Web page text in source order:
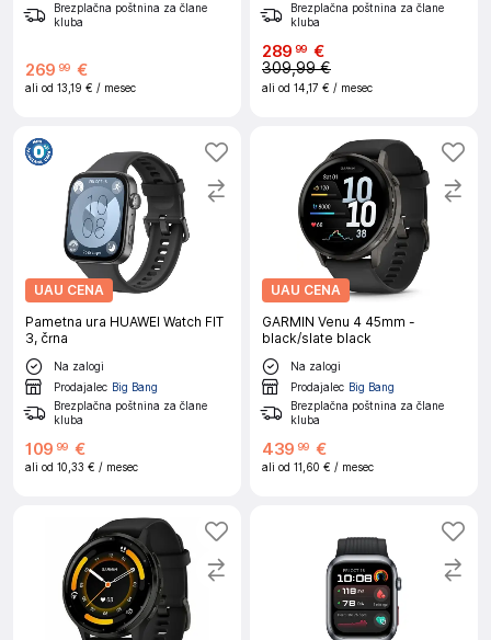
Brezplačna poštnina za člane
kluba
269 99 €
ali od 13,19 € / mesec
Brezplačna poštnina za člane
kluba
289 99 €
309,99 €
ali od 14,17 € / mesec
UAU CENA
Pametna ura HUAWEI Watch FIT
3, črna
Na zalogi
Prodajalec Big Bang
Brezplačna poštnina za člane
kluba
109 99 €
ali od 10,33 € / mesec
UAU CENA
GARMIN Venu 4 45mm -
black/slate black
Na zalogi
Prodajalec Big Bang
Brezplačna poštnina za člane
kluba
439 99 €
ali od 11,60 € / mesec